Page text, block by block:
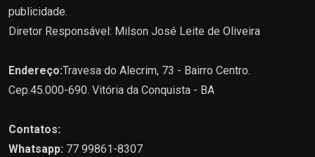
publicidade.
Diretor Responsável: Milson José Leite de Oliveira
Endereço:Travesa do Alecrim, 73 - Bairro Centro.
Cep.45.000-690. Vitória da Conquista - BA
Contatos:
Whatsapp: 77 99861-8307